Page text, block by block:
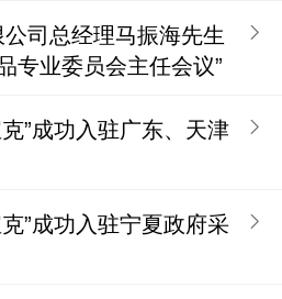
司总经理马振海先生
专业委员会主任会议”
”成功入驻广东、天津
”成功入驻宁夏政府采